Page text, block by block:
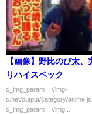
【画像】野比のび太、
りハイスペック
c_img_param=; //img-
c.net/output/category/anime.js
c_img_param=; //img...